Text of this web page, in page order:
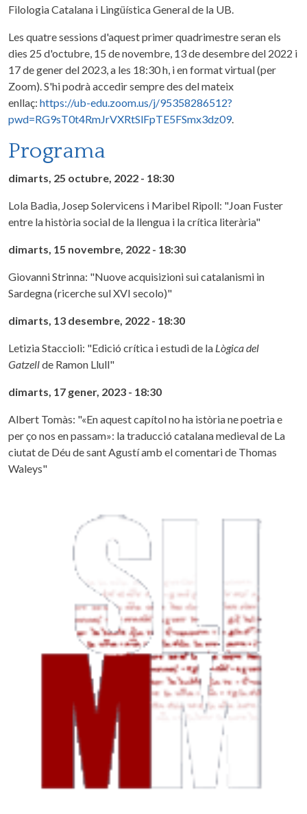
Filologia Catalana i Lingüística General de la UB.
Les quatre sessions d'aquest primer quadrimestre seran els
dies 25 d'octubre, 15 de novembre, 13 de desembre del 2022 i
17 de gener del 2023, a les 18:30 h, i en format virtual (per
Zoom). S'hi podrà accedir sempre des del mateix
enllaç: https://ub-edu.zoom.us/j/95358286512?
pwd=RG9sT0t4RmJrVXRtSlFpTE5FSmx3dz09.
Programa
dimarts, 25 octubre, 2022 - 18:30
Lola Badia, Josep Solervicens i Maribel Ripoll: "Joan Fuster
entre la història social de la llengua i la crítica literària"
dimarts, 15 novembre, 2022 - 18:30
Giovanni Strinna: "Nuove acquisizioni sui catalanismi in
Sardegna (ricerche sul XVI secolo)"
dimarts, 13 desembre, 2022 - 18:30
Letizia Staccioli: "Edició crítica i estudi de la Lògica del
Gatzellde Ramon Llull"
dimarts, 17 gener, 2023 - 18:30
Albert Tomàs: "«En aquest capítol no ha istòria ne poetria e
per ço nos en passam»: la traducció catalana medieval de La
ciutat de Déu de sant Agustí amb el comentari de Thomas
Waleys"